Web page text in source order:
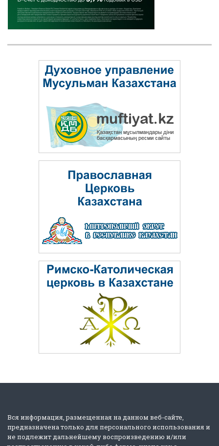
Вся информация, размещенная на данном веб-сайте,
предназначена только для персонального использования и
не подлежит дальнейшему воспроизведению и/или